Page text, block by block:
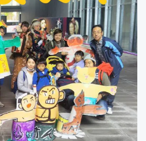
・雑誌出版 アニメ
レンジ ビュー
CAMPFIRE for Social GoodCAMPFIRE
CAMPFIREふるさと納税machi-yaコミュ